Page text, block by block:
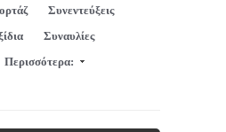
Συνεντεύξεις
Συναυλίες
Περισσότερα: